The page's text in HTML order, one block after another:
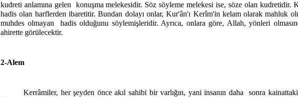
kudreti anlamına gelen
konuşma melekesidir. Söz söyleme melekesi ise, söze olan kudretidir.
hadis olan harflerden ibaretitir. Bundan dolayı onlar, Kur'ân'ı Kerîm'in kelam olarak mahluk
muhdes olmayan
hadis olduğunu söylemişleridir. Ayrıca, onlara göre, Allah, yönleri
ahirette görülecektir.
2-Alem
Kerrâmiler, her şeyden önce akıl sahibi bir varlığın, yani insanın daha
sonra